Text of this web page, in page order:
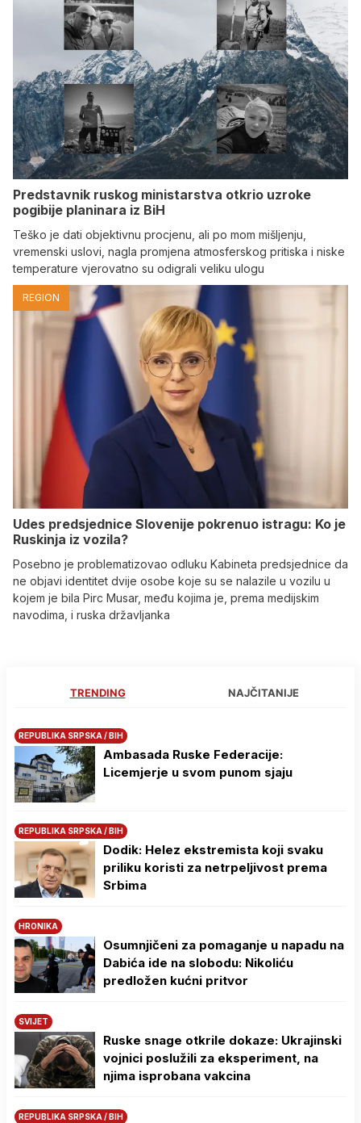
Predstavnik ruskog ministarstva otkrio uzroke
pogibije planinara iz BiH
Teško je dati objektivnu procjenu, ali po mom mišljenju,
vremenski uslovi, nagla promjena atmosferskog pritiska i niske
temperature vjerovatno su odigrali veliku ulogu
REGION
Udes predsjednice Slovenije pokrenuo istragu: Ko je
Ruskinja iz vozila?
Posebno je problematizovao odluku Kabineta predsjednice da
ne objavi identitet dvije osobe koje su se nalazile u vozilu u
kojem je bila Pirc Musar, među kojima je, prema medijskim
navodima, i ruska državljanka
TRENDING NAJČITANIJE
REPUBLIKA SRPSKA / BIH
Ambasada Ruske Federacije:
Licemjerje u svom punom sjaju
REPUBLIKA SRPSKA / BIH
Dodik: Helez ekstremista koji svaku
priliku koristi za netrpeljivost prema
Srbima
HRONIKA
Osumnjičeni za pomaganje u napadu na
Dabića ide na slobodu: Nikoliću
predložen kućni pritvor
SVIJET
Ruske snage otkrile dokaze: Ukrajinski
vojnici poslužili za eksperiment, na
njima isprobana vakcina
REPUBLIKA SRPSKA / BIH